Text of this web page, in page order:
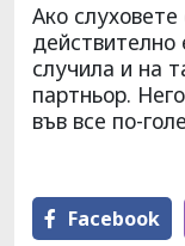
Ако
случила и на
партньор.
във все по-
Facebook